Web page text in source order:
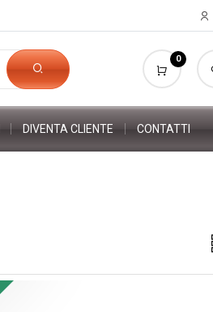
0
DIVENTA CLIENTE CONTATTI